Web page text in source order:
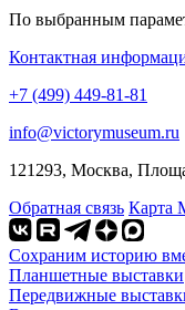
По выбранным
Контактная
+7 (499) 449-81-81
info@victorymuseum.ru
121293, Москва,
Обратная связь Карта
Сохраним историю
Планшетные выставки
Передвижные